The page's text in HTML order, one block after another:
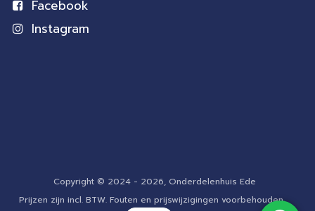
Facebook
Instagram
Copyright © 2024 - 2026, Onderdelenhuis Ede
Prijzen zijn incl. BTW. Fouten en prijswijzigingen voorbehouden.